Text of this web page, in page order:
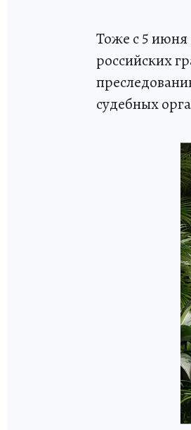
Тоже с 5
российских
судебных